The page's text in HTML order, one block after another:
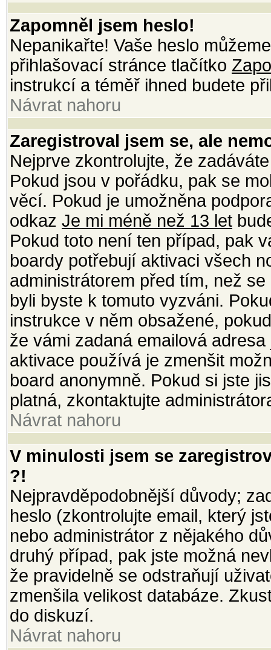
Zapomněl jsem heslo!
Nepanikařte! Vaše heslo
přihlašovací stránce tlačítko
instrukcí a téměř ihned budete
Návrat nahoru
Zaregistroval jsem se, ale
Nejprve zkontrolujte, že
Pokud jsou v pořádku, pak se
věcí. Pokud je umožněna
odkaz Je mi méně než 13 let
Pokud toto není ten případ, pak
boardy potřebují aktivaci všech
administrátorem před tím, než
byli byste k tomuto vyzváni.
instrukce v něm obsažené,
že vámi zadaná emailová
aktivace používá je zmenšit
board anonymně. Pokud si jste
platná, zkontaktujte
Návrat nahoru
V minulosti jsem se
?!
Nejpravděpodobnější důvody;
heslo (zkontrolujte email, který
nebo administrátor z nějakého
druhý případ, pak jste možná
že pravidelně se odstraňují
zmenšila velikost databáze.
do diskuzí.
Návrat nahoru